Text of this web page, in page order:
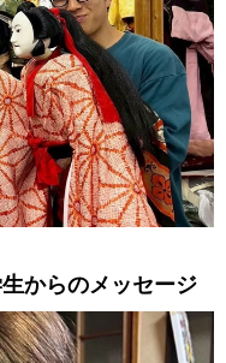
からのメッセージ